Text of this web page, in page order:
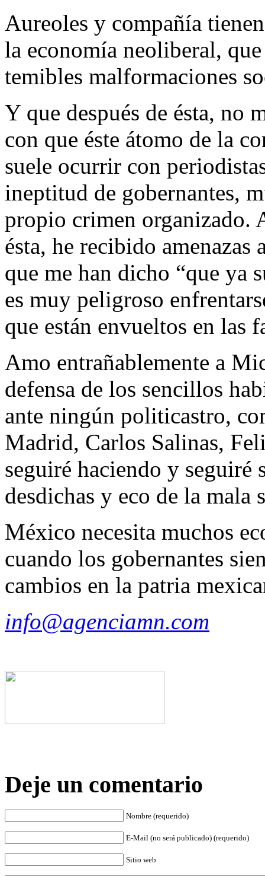
Aureoles y compañía
la economía neoliberal,
temibles malformaciones
Y que después de ésta, no
con que éste átomo de la
suele ocurrir con
ineptitud de gobernantes,
propio crimen organizado.
ésta, he recibido
que me han dicho “que ya
es muy peligroso
que están envueltos en las
Amo entrañablemente a
defensa de los sencillos
ante ningún politicastro,
Madrid, Carlos Salinas,
seguiré haciendo y seguiré
desdichas y eco de la mala
México necesita muchos
cuando los gobernantes
cambios en la patria
info@agenciamn.com
Deje un comentario
Nombre (requerido)
E-Mail (no será publicado) (requerido)
Sitio web